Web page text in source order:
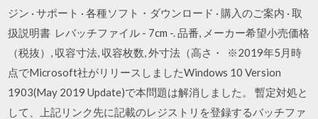
ジン · サポート · 各種ソフト・ダウンロード · 購入のご案内 · 取
扱説明書 レバッチファイル - 7cm -. 品番, メーカー希望小売価格
（税抜）, 収容寸法, 収容枚数, 外寸法（高さ・ ※2019年5月時
点でMicrosoft社がリリースしましたWindows 10 Version
1903(May 2019 Update)で本問題は解消しました。 暫定対処と
して、上記リンク先に記載のレジストリを登録するバッチファ